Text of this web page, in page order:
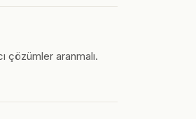
çözümler aranmalı.